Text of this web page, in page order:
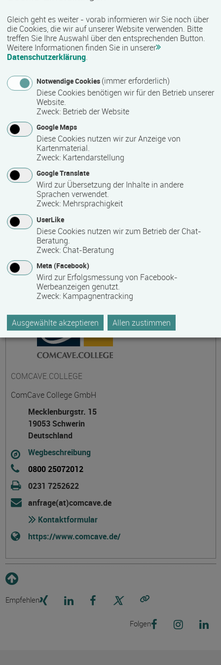
technische, gewerblich-handwerkliche sowie IT-bezogene
Qualifizierungen angeboten. Je nach Maßnahme besteht
zudem die Möglichkeit, anerkannte Zusatzqualifikationen
und Zertifikate zu erwerben, die den beruflichen Werdegang
Qualität und Besonderheiten:
Als zertifizierter Bildungsträger erfüllt COMCAVE die
Qualitätsanforderungen für die Förderung von
Weiterbildungsmaßnahmen durch öffentliche Kostenträger
wie die Agentur für Arbeit oder Jobcenter. Viele Angebote
sind nach der AZAV (Akkreditierungs- und
Zulassungsverordnung Arbeitsförderung) zugelassen und
damit förderfähig. Mit einem vielfältigen Bildungsangebot,
praxisnahen Inhalten und einer bundesweiten Präsenz
unterstützt COMCAVE Menschen bei ihrer beruflichen
Qualifizierung und Weiterbildung.
Kontakt
COMCAVE.COLLEGE
ComCave College GmbH
Mecklenburgstr. 15
19053 Schwerin
Deutschland
Wegbeschreibung
0800 25072012
0231 7252622
anfrage(at)comcave.de
Kontaktformular
https://www.comcave.de/
Empfehlen
Folgen
Gleich geht es weiter - vorab informieren wir Sie noch über
die Cookies, die wir auf unserer Website verwenden. Bitte
treffen Sie Ihre Auswahl über den entsprechenden Button.
Weitere Informationen finden Sie in unserer
Datenschutzerklärung.
Notwendige Cookies (immer erforderlich)
Diese Cookies benötigen wir für den Betrieb unserer
Website.
Zweck: Betrieb der Website
Google Maps
Diese Cookies nutzen wir zur Anzeige von
Kartenmaterial.
Zweck: Kartendarstellung
Google Translate
Wird zur Übersetzung der Inhalte in andere
Sprachen verwendet.
Zweck: Mehrsprachigkeit
UserLike
Diese Cookies nutzen wir zum Betrieb der Chat-
Beratung.
Zweck: Chat-Beratung
Meta (Facebook)
Wird zur Erfolgsmessung von Facebook-
Werbeanzeigen genutzt.
Zweck: Kampagnentracking
Ausgewählte akzeptieren Allen zustimmen